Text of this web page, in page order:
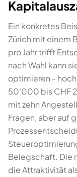
Ein konkretes
Zürich mit einem
pro Jahr trifft
nach Wahl kann
optimieren -
50'000 bis CHF
mit zehn
Fragen, aber auf
Belegschaft. Die
die Attraktivität